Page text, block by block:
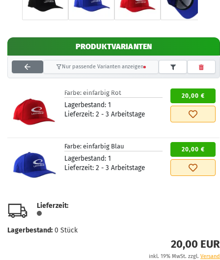
PRODUKTVARIANTEN
Nur passende Varianten anzeigen
Farbe: einfarbig Rot
Lagerbestand: 1
Lieferzeit: 2 - 3 Arbeitstage
20,00 €
Farbe: einfarbig Blau
Lagerbestand: 1
Lieferzeit: 2 - 3 Arbeitstage
20,00 €
Lieferzeit:
Lagerbestand: 0 Stück
20,00 EUR
inkl. 19% MwSt. zzgl. Versand